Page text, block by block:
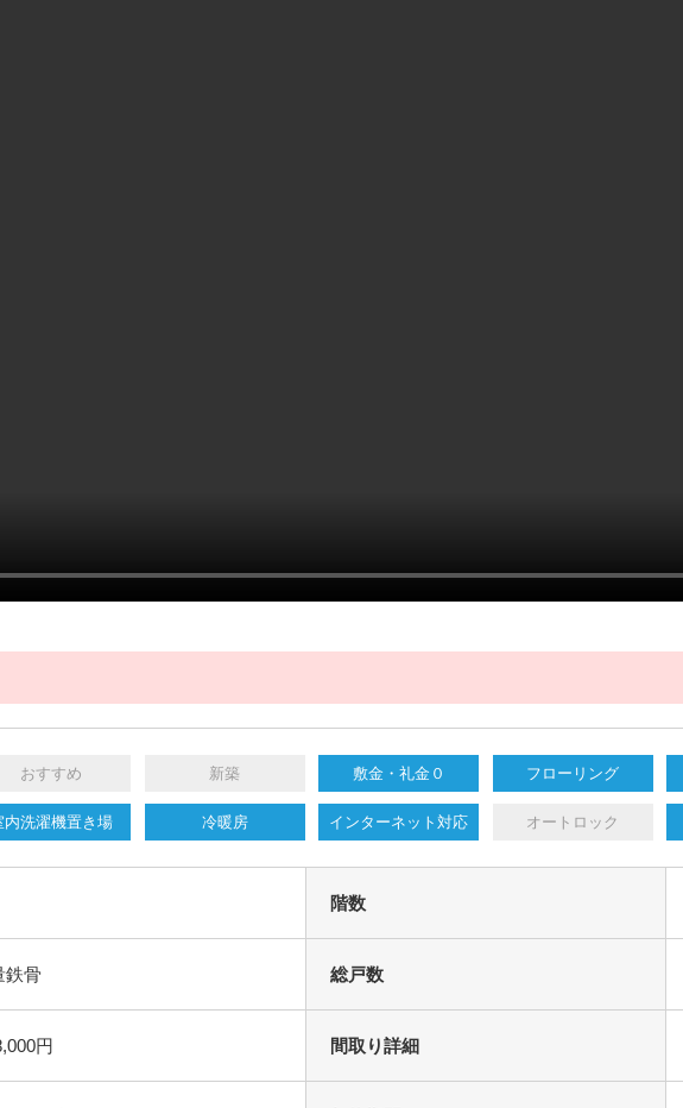
おすすめ 新築 敷金・礼金０ フローリング
内洗濯機置き場 冷暖房 インターネット対応 オートロック
階数
鉄骨 総戸数
円 間取り詳細